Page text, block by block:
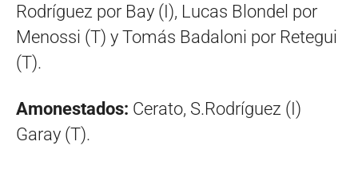
Rodríguez por Bay (I), Lucas Blondel por
Menossi (T) y Tomás Badaloni por Retegui
(T).
Amonestados: Cerato, S.Rodríguez (I)
Garay (T).